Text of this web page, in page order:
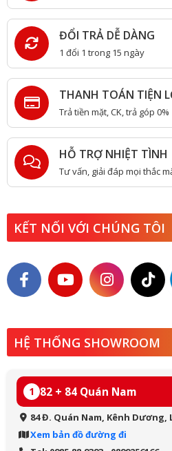
ĐỔI TRẢ DỄ DÀNG
1 đổi 1 trong 15 ngày
THANH TOÁN TIỆN
Trả tiền mặt, CK, trả góp 0%
HỖ TRỢ NHIỆT TÌNH
Tư vấn, giải đáp mọi thắc
KẾT NỐI VỚI CHÚNG TÔI
HỆ THỐNG SHOWROOM
1 82 + 84 Quán Nam
84 Đ. Quán Nam, Kênh Dương,
Xem bản đồ đường đi